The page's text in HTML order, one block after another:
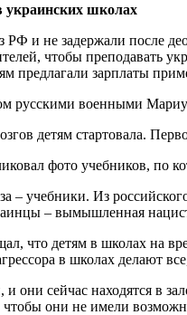
школах
РФ и не задержали после
чтобы преподавать
предлагали зарплаты
русскими военными
детям стартовала.
фото учебников, по
– учебники. Из
– вымышленная
что детям в школах на
в школах делают
и они сейчас находятся в
они не имели